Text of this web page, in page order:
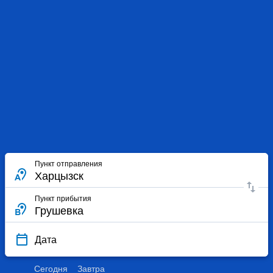
Пункт отправления
Пункт прибытия
Дата
Сегодня Завтра